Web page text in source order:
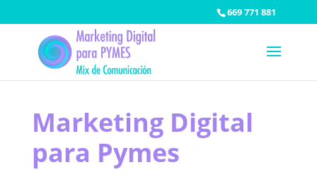
669 771 881
Marketing Digital
para Pymes